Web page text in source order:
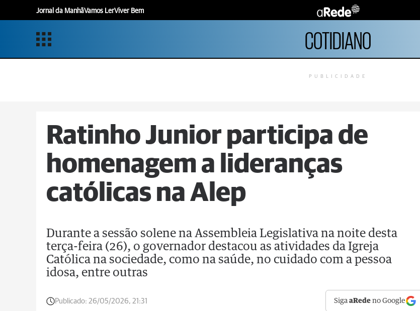
Jornal da ManhãVamos LerViver Bem
COTIDIANO
PUBLICIDADE
Ratinho Junior participa de
homenagem a lideranças
católicas na Alep
Durante a sessão solene na Assembleia Legislativa na noite desta
terça-feira (26), o governador destacou as atividades da Igreja
Católica na sociedade, como na saúde, no cuidado com a pessoa
idosa, entre outras
Publicado: 26/05/2026, 21:31 SigaaRede no Google